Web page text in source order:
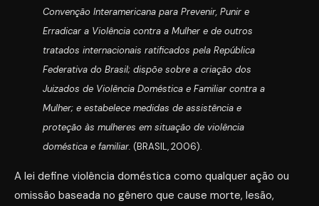
Convenção Interamericana para Prevenir, Punir e
Erradicar a Violência contra a Mulher e de outros
tratados internacionais ratificados pela República
Federativa do Brasil; dispõe sobre a criação dos
Juizados de Violência Doméstica e Familiar contra a
Mulher; e estabelece medidas de assistência e
proteção às mulheres em situação de violência
doméstica e familiar. (BRASIL, 2006).
A lei define violência doméstica como qualquer ação ou
omissão baseada no gênero que cause morte, lesão,